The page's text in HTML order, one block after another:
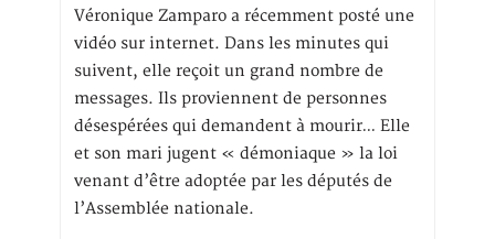
Véronique Zamparo a récemment posté une
vidéo sur internet. Dans les minutes qui
suivent, elle reçoit un grand nombre de
messages. Ils proviennent de personnes
désespérées qui demandent à mourir… Elle
et son mari jugent « démoniaque » la loi
venant d’être adoptée par les députés de
l’Assemblée nationale.